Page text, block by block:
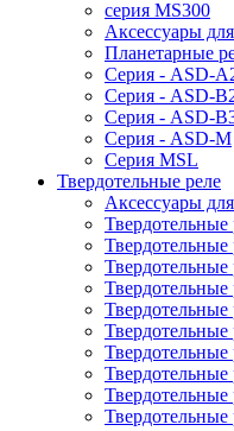
серия MS300
Аксессуары
Планетарные
Серия - ASD-
Серия - ASD-
Серия - ASD-
Серия - ASD-M
Серия MSL
Твердотельные реле
Аксессуары
Твердотельные
Твердотельные
Твердотельные
Твердотельные
Твердотельные
Твердотельные
Твердотельные
Твердотельные
Твердотельные
Твердотельные